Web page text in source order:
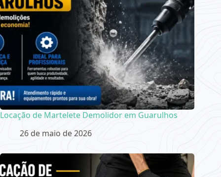
Locação de Martelete Demolidor em Guarulhos
26 de maio de 2026